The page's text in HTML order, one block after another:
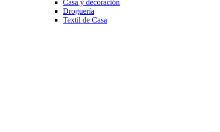
Casa y decoración
Droguería
Textil de Casa